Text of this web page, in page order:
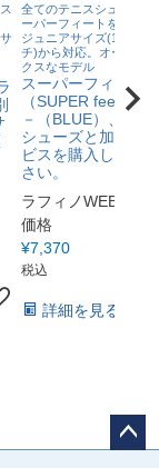
全てのテニスシューズに
ーパーフィートを！
ジュニアサイズ(17 セン
チ)から対応。オーソドッ
クスなモデル
スーパーフィート
（SUPER feet）ブ
－（BLUE）、別途
シューズと加工サ
ビスを購入してく
さい。
ラフィノWEB本店
価格
¥7,370
税込
詳細を見る